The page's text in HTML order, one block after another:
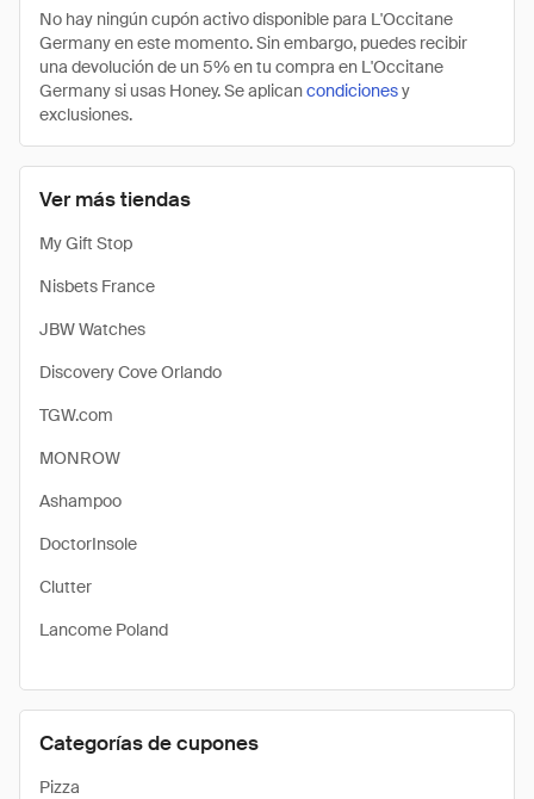
Ver más tiendas
My Gift Stop
Nisbets France
JBW Watches
Discovery Cove Orlando
TGW.com
MONROW
Ashampoo
DoctorInsole
Clutter
Lancome Poland
Categorías de cupones
Pizza
No hay ningún cupón activo disponible para L'Occitane
Germany en este momento. Sin embargo, puedes recibir
una devolución de un 5% en tu compra en L'Occitane
Germany si usas Honey. Se aplicancondicionesy
exclusiones.